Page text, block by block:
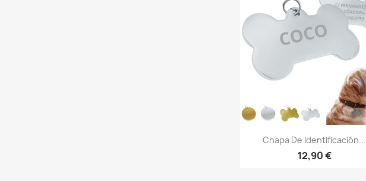
Vista rápida
Chapa De Identificación...
12,90 €